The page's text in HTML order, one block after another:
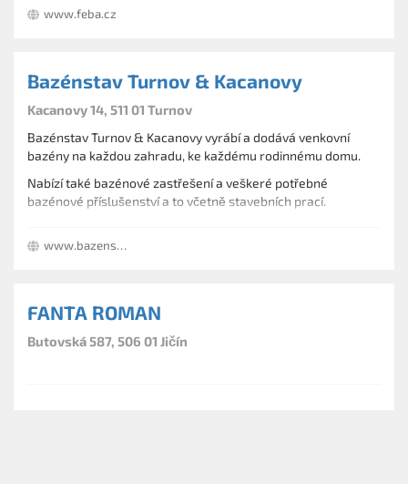
www.feba.cz
Bazénstav Turnov & Kacanovy
Kacanovy 14, 511 01 Turnov
Bazénstav Turnov & Kacanovy vyrábí a dodává venkovní
bazény na každou zahradu, ke každému rodinnému domu.
Nabízí také bazénové zastřešení a veškeré potřebné
bazénové příslušenství a to včetně stavebních prací.
www.bazenstav.cz
FANTA ROMAN
Butovská 587, 506 01 Jičín